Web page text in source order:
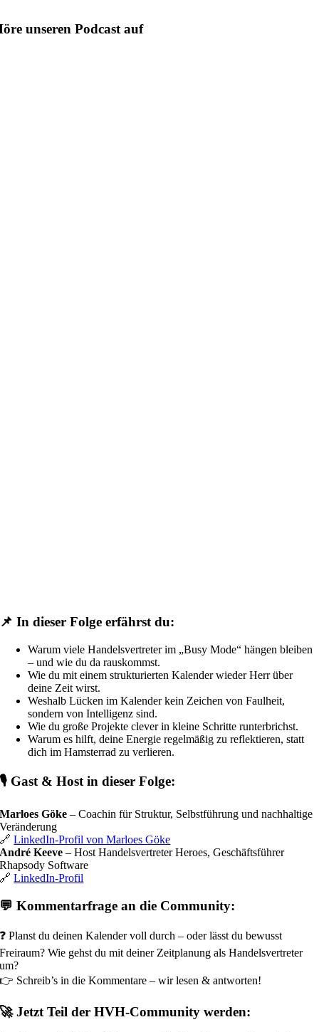
unseren Podcast auf
📌 In dieser Folge erfährst du:
Warum viele Handelsvertreter im „Busy Mode“ hängen bleiben
– und wie du da rauskommst.
Wie du mit einem strukturierten Kalender wieder Herr über
deine Zeit wirst.
Weshalb Lücken im Kalender kein Zeichen von Faulheit,
sondern von Intelligenz sind.
Wie du große Projekte clever in kleine Schritte runterbrichst.
Warum es hilft, deine Energie regelmäßig zu reflektieren, statt
dich im Hamsterrad zu verlieren.
🎙️ Gast & Host in dieser Folge:
Marloes Göke – Coachin für Struktur, Selbstführung und nachhaltige
Veränderung
🔗LinkedIn-Profil von Marloes Göke
André Keeve – Host Handelsvertreter Heroes, Geschäftsführer
Rhapsody Software
🔗LinkedIn-Profil
💬 Kommentarfrage an die Community:
❓ Planst du deinen Kalender voll durch – oder lässt du bewusst
Freiraum? Wie gehst du mit deiner Zeitplanung als Handelsvertreter
um?
👉 Schreib’s in die Kommentare – wir lesen & antworten!
🚀 Jetzt Teil der HVH-Community werden: